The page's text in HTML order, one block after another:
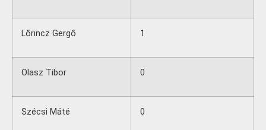
Lőrincz Gergő 1
Olasz Tibor 0
Szécsi Máté 0